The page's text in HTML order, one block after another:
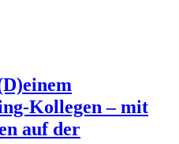
Kollegen – mit
auf der